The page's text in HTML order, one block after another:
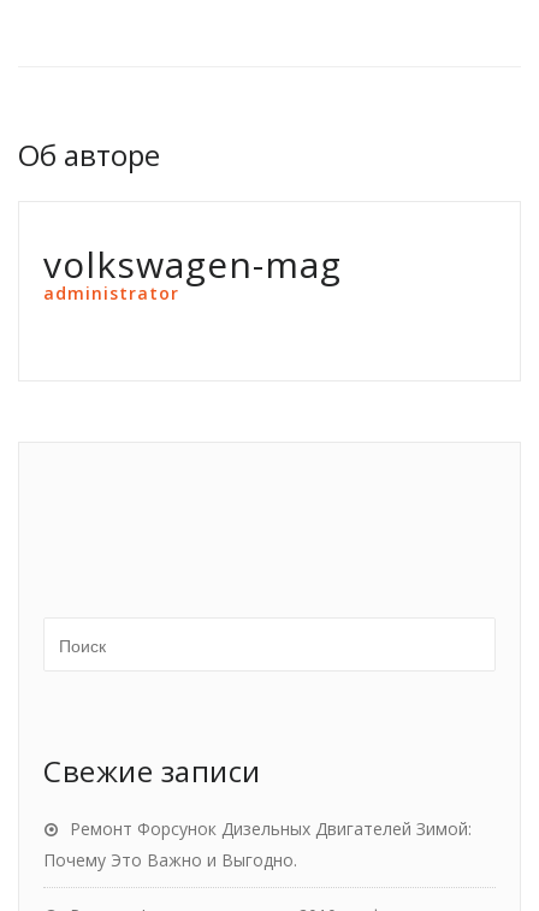
Об авторе
volkswagen-mag
administrator
Свежие записи
Ремонт Форсунок Дизельных Двигателей Зимой:
Почему Это Важно и Выгодно.